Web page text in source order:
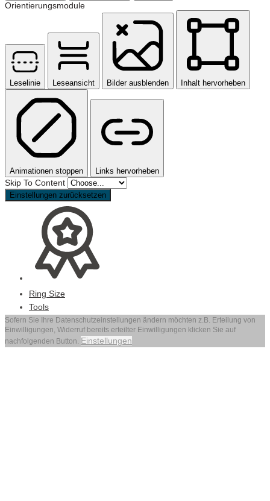
Orientierungsmodule
Leselinie Leseansicht Bilder ausblenden Inhalt hervorheben
Animationen stoppen Links hervorheben
Skip To Content
Einstellungen zurücksetzen
Ring Size
Tools
Sofern Sie Ihre Datenschutzeinstellungen ändern möchten z.B. Erteilung von
Einwilligungen, Widerruf bereits erteilter Einwilligungen klicken Sie auf
nachfolgenden Button. Einstellungen